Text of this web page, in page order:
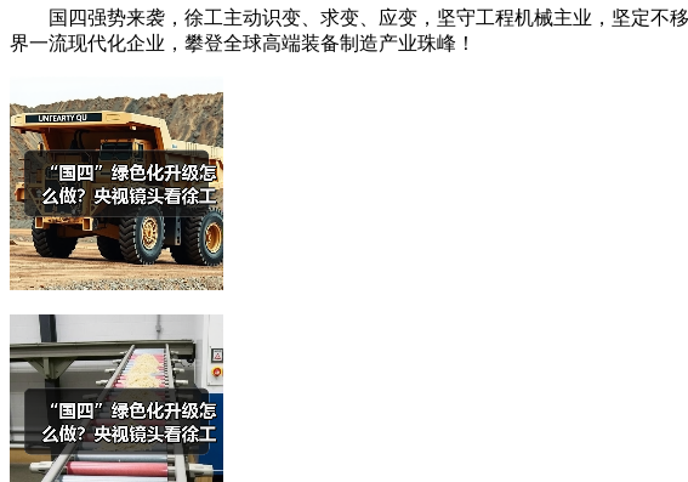
国四强势来袭，徐工主动识变、求变、应变，坚守工程机械主业，坚定不移
界一流现代化企业，攀登全球高端装备制造产业珠峰！